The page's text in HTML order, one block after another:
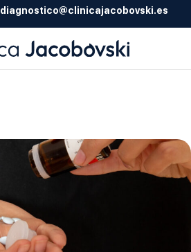
diagnostico@clinicajacobovski.es